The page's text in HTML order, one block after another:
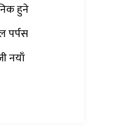
हुने
पर्पस
नयाँ